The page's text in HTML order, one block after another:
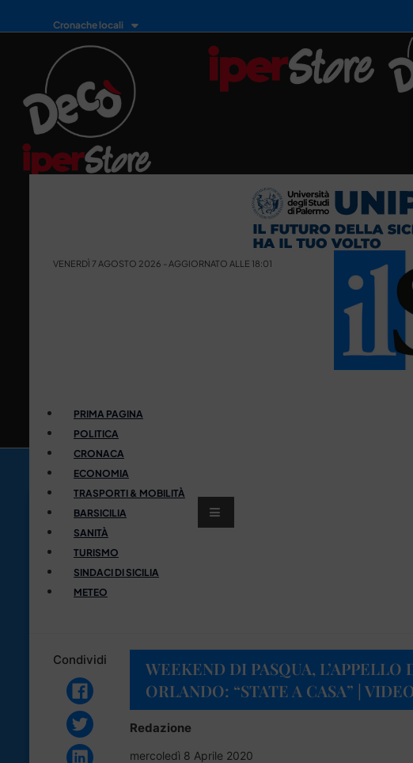
Cronache locali
VENERDÌ 7 AGOSTO 2026 - AGGIORNATO ALLE 18:01
PRIMA PAGINA
POLITICA
CRONACA
ECONOMIA
TRASPORTI & MOBILITÀ
BARSICILIA
SANITÀ
TURISMO
SINDACI DI SICILIA
METEO
Condividi
WEEKEND DI PASQUA, L’APPELLO
ORLANDO: “STATE A CASA” |
Redazione
mercoledì 8 Aprile 2020